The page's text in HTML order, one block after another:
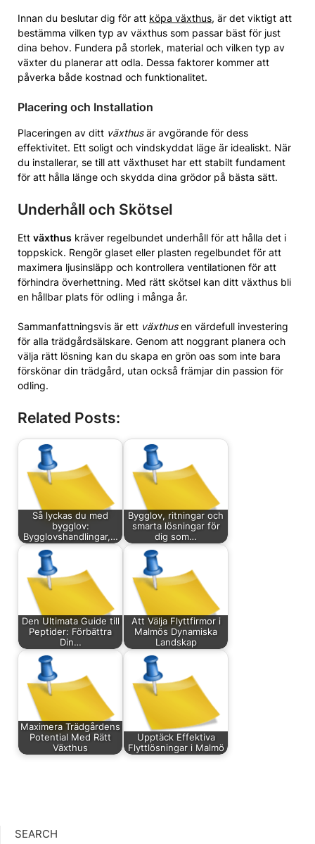
Innan du beslutar dig för att köpa växthus, är det viktigt att
bestämma vilken typ av växthus som passar bäst för just
dina behov. Fundera på storlek, material och vilken typ av
växter du planerar att odla. Dessa faktorer kommer att
påverka både kostnad och funktionalitet.
Placering och Installation
Placeringen av ditt växthusär avgörande för dess
effektivitet. Ett soligt och vindskyddat läge är idealiskt. När
du installerar, se till att växthuset har ett stabilt fundament
för att hålla länge och skydda dina grödor på bästa sätt.
Underhåll och Skötsel
Ett växthus kräver regelbundet underhåll för att hålla det i
toppskick. Rengör glaset eller plasten regelbundet för att
maximera ljusinsläpp och kontrollera ventilationen för att
förhindra överhettning. Med rätt skötsel kan ditt växthus bli
en hållbar plats för odling i många år.
Sammanfattningsvis är ett växthusen värdefull investering
för alla trädgårdsälskare. Genom att noggrant planera och
välja rätt lösning kan du skapa en grön oas som inte bara
förskönar din trädgård, utan också främjar din passion för
odling.
Related Posts:
Så lyckas du med
bygglov:
Bygglovshandlingar,…
Bygglov, ritningar och
smarta lösningar för
dig som…
Den Ultimata Guide till
Peptider: Förbättra
Din…
Att Välja Flyttfirmor i
Malmös Dynamiska
Landskap
Maximera Trädgårdens
Potential Med Rätt
Växthus
Upptäck Effektiva
Flyttlösningar i Malmö
SEARCH